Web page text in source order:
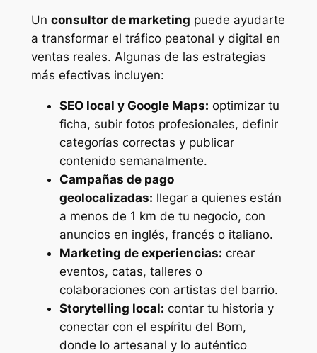
Un consultor de marketing puede ayudarte
a transformar el tráfico peatonal y digital en
ventas reales. Algunas de las estrategias
más efectivas incluyen:
SEO local y Google Maps: optimizar tu
ficha, subir fotos profesionales, definir
categorías correctas y publicar
contenido semanalmente.
Campañas de pago
geolocalizadas: llegar a quienes están
a menos de 1 km de tu negocio, con
anuncios en inglés, francés o italiano.
Marketing de experiencias: crear
eventos, catas, talleres o
colaboraciones con artistas del barrio.
Storytelling local: contar tu historia y
conectar con el espíritu del Born,
donde lo artesanal y lo auténtico